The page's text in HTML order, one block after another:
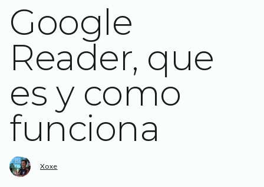
Google
Reader, que
es y como
funciona
Xoxe